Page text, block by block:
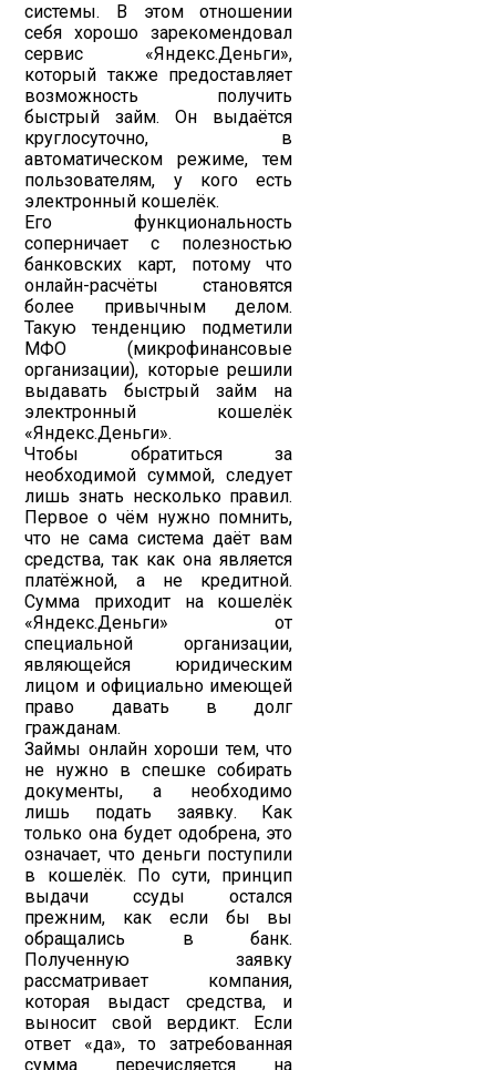
системы. В этом отношении
себя хорошо зарекомендовал
сервис «Яндекс.Деньги»,
который также предоставляет
возможность получить
быстрый займ. Он выдаётся
круглосуточно, в
автоматическом режиме, тем
пользователям, у кого есть
электронный кошелёк.
Его функциональность
соперничает с полезностью
банковских карт, потому что
онлайн-расчёты становятся
более привычным делом.
Такую тенденцию подметили
МФО (микрофинансовые
организации), которые решили
выдавать быстрый займ на
электронный кошелёк
«Яндекс.Деньги».
Чтобы обратиться за
необходимой суммой, следует
лишь знать несколько правил.
Первое о чём нужно помнить,
что не сама система даёт вам
средства, так как она является
платёжной, а не кредитной.
Сумма приходит на кошелёк
«Яндекс.Деньги» от
специальной организации,
являющейся юридическим
лицом и официально имеющей
право давать в долг
гражданам.
Займы онлайн хороши тем, что
не нужно в спешке собирать
документы, а необходимо
лишь подать заявку. Как
только она будет одобрена, это
означает, что деньги поступили
в кошелёк. По сути, принцип
выдачи ссуды остался
прежним, как если бы вы
обращались в банк.
Полученную заявку
рассматривает компания,
которая выдаст средства, и
выносит свой вердикт. Если
ответ «да», то затребованная
сумма перечисляется на